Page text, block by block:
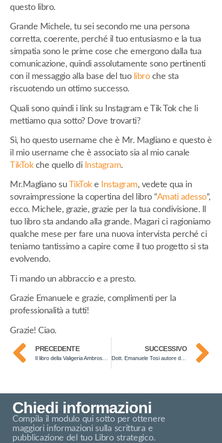
questo libro.
Grande Michele, tu sei secondo me una persona
corretta, coerente, perché il tuo entusiasmo e la tua
simpatia sono le prime cose che emergono dalla tua
comunicazione, quindi assolutamente sono pertinenti
con il messaggio alla base del tuo libroche sta
riscuotendo un ottimo successo.
Quali sono quindi i link su Instagram e Tik Tok che li
mettiamo qua sotto? Dove trovarti?
Sì, ho questo username che è Mr. Magliano e questo è
il mio username che è associato sia al mio canale
TikTokche quello di Instagram.
Mr.Magliano su TikToke Instagram, vedete qua in
sovraimpressione la copertina del libro “Amati adesso“,
ecco. Michele, grazie, grazie per la tua condivisione. Il
tuo libro sta andando alla grande. Magari ci ragioniamo
qualche mese per fare una nuova intervista perché ci
teniamo tantissimo a capire come il tuo progetto si sta
evolvendo.
Ti mando un abbraccio e a presto.
Grazie Emanuele e grazie, complimenti per la
professionalità a tutti!
Grazie! Ciao.
PRECEDENTE SUCCESSIVO
Dott. Emanuele Tosi autore del libro Pet Parent (ZIOVET)
Chiedi informazioni
Compila il modulo qui sotto per ottenere
maggiori informazioni sulla scrittura e
pubblicazione del tuo Libro strategico.